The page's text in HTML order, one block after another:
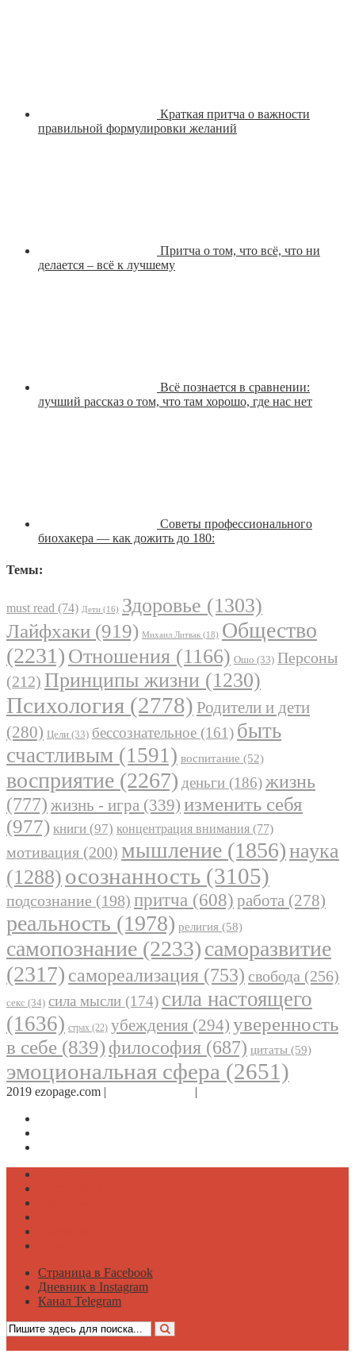
Краткая притча о важности
правильной формулировки желаний
Притча о том, что всё, что ни
делается – всё к лучшему
Всё познается в сравнении:
лучший рассказ о том, что там хорошо, где нас нет
Советы профессионального
биохакера — как дожить до 180:
Темы:
must read (74) Дети (16) Здоровье (1303)
Лайфхаки (919) Михаил Литвак (18) Общество
(2231) Отношения (1166) Ошо (33) Персоны
(212) Принципы жизни (1230)
Психология (2778) Родители и дети
(280) Цели (33) бессознательное (161) быть
счастливым (1591) воспитание (52)
восприятие (2267) деньги (186)жизнь
(777) жизнь - игра (339) изменить себя
(977) книги (97) концентрация внимания (77)
мотивация (200) мышление (1856)наука
(1288) осознанность (3105)
подсознание (198) притча (608) работа (278)
реальность (1978) религия (58)
самопознание (2233)саморазвитие
(2317) самореализация (753) свобода (256)
секс (34) сила мысли (174) сила настоящего
(1636) страх (22) убеждения (294) уверенность
в себе (839) философия (687) цитаты (59)
эмоциональная сфера (2651)
2019 ezopage.com | |
Страница в Facebook
Дневник в Instagram
Канал Telegram